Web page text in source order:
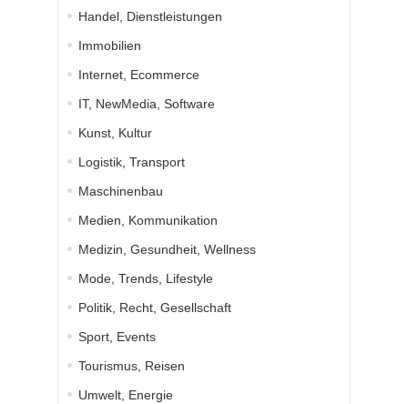
Handel, Dienstleistungen
Immobilien
Internet, Ecommerce
IT, NewMedia, Software
Kunst, Kultur
Logistik, Transport
Maschinenbau
Medien, Kommunikation
Medizin, Gesundheit, Wellness
Mode, Trends, Lifestyle
Politik, Recht, Gesellschaft
Sport, Events
Tourismus, Reisen
Umwelt, Energie